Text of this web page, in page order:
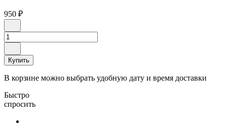
950 ₽
Купить
В корзине можно выбрать удобную дату и время доставки
Быстро
спросить